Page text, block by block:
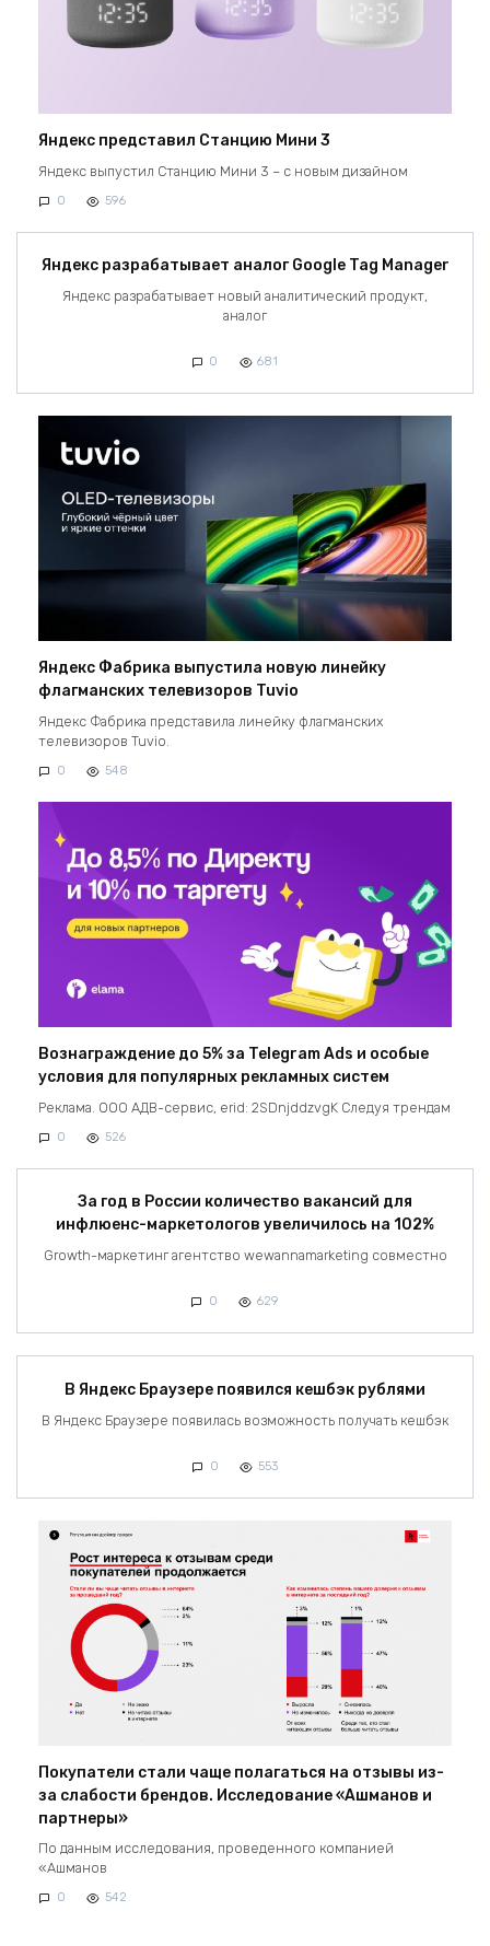
Яндекс представил Станцию Мини 3
Яндекс выпустил Станцию Мини 3 – с новым дизайном
0 596
Яндекс разрабатывает аналог Google Tag Manager
Яндекс разрабатывает новый аналитический продукт,
аналог
0 681
Яндекс Фабрика выпустила новую линейку
флагманских телевизоров Tuvio
Яндекс Фабрика представила линейку флагманских
телевизоров Tuvio.
0 548
Вознаграждение до 5% за Telegram Ads и особые
условия для популярных рекламных систем
Реклама. ООО АДВ-сервис, erid: 2SDnjddzvgK Следуя трендам
0 526
За год в России количество вакансий для
инфлюенс-маркетологов увеличилось на 102%
Growth-маркетинг агентство wewannamarketing совместно
0 629
В Яндекс Браузере появился кешбэк рублями
В Яндекс Браузере появилась возможность получать кешбэк
0 553
Покупатели стали чаще полагаться на отзывы из-
за слабости брендов. Исследование «Ашманов и
партнеры»
По данным исследования, проведенного компанией
«Ашманов
0 542